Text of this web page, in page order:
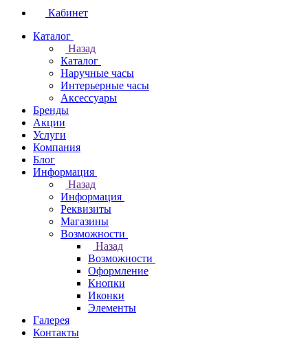
Кабинет
Каталог
Назад
Каталог
Наручные часы
Интерьерные часы
Аксессуары
Бренды
Акции
Услуги
Компания
Блог
Информация
Назад
Информация
Реквизиты
Магазины
Возможности
Назад
Возможности
Оформление
Кнопки
Иконки
Элементы
Галерея
Контакты